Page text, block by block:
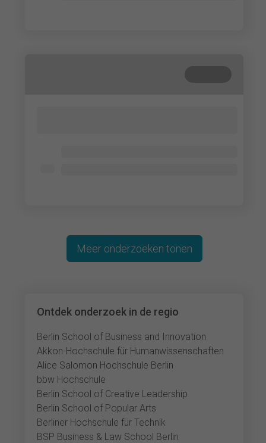
Ontdek onderzoek in de regio
Berlin School of Business and Innovation
Akkon-Hochschule für Humanwissenschaften
Alice Salomon Hochschule Berlin
bbw Hochschule
Berlin School of Creative Leadership
Berlin School of Popular Arts
Berliner Hochschule für Technik
BSP Business & Law School Berlin
Meer onderzoeken tonen